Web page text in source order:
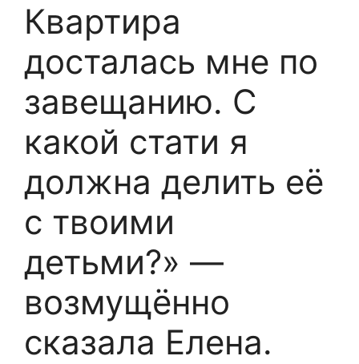
Квартира
досталась мне по
завещанию. С
какой стати я
должна делить её
с твоими
детьми?» —
возмущённо
сказала Елена.